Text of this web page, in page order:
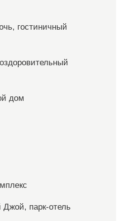
гостиничный
дом
парк-отель